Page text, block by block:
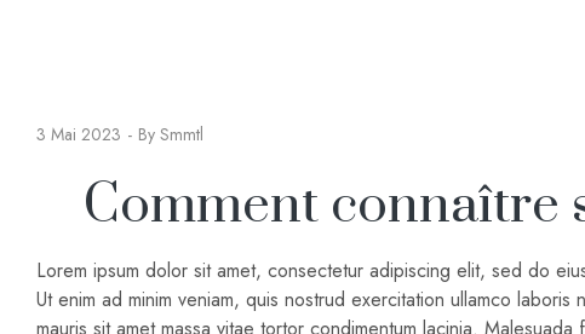
3 Mai 2023 By Smmtl
Comment connaître
Lorem ipsum dolor sit amet, consectetur adipiscing elit, sed do
Ut enim ad minim veniam, quis nostrud exercitation ullamco